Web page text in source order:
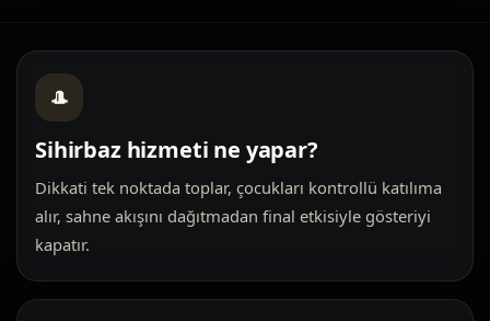
🎩
Sihirbaz hizmeti ne yapar?
Dikkati tek noktada toplar, çocukları kontrollü katılıma
alır, sahne akışını dağıtmadan final etkisiyle gösteriyi
kapatır.